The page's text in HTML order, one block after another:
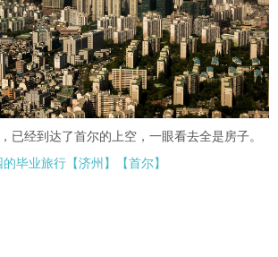
已经到达了首尔的上空，一眼看去全是房子。
毕业旅行【济州】【首尔】